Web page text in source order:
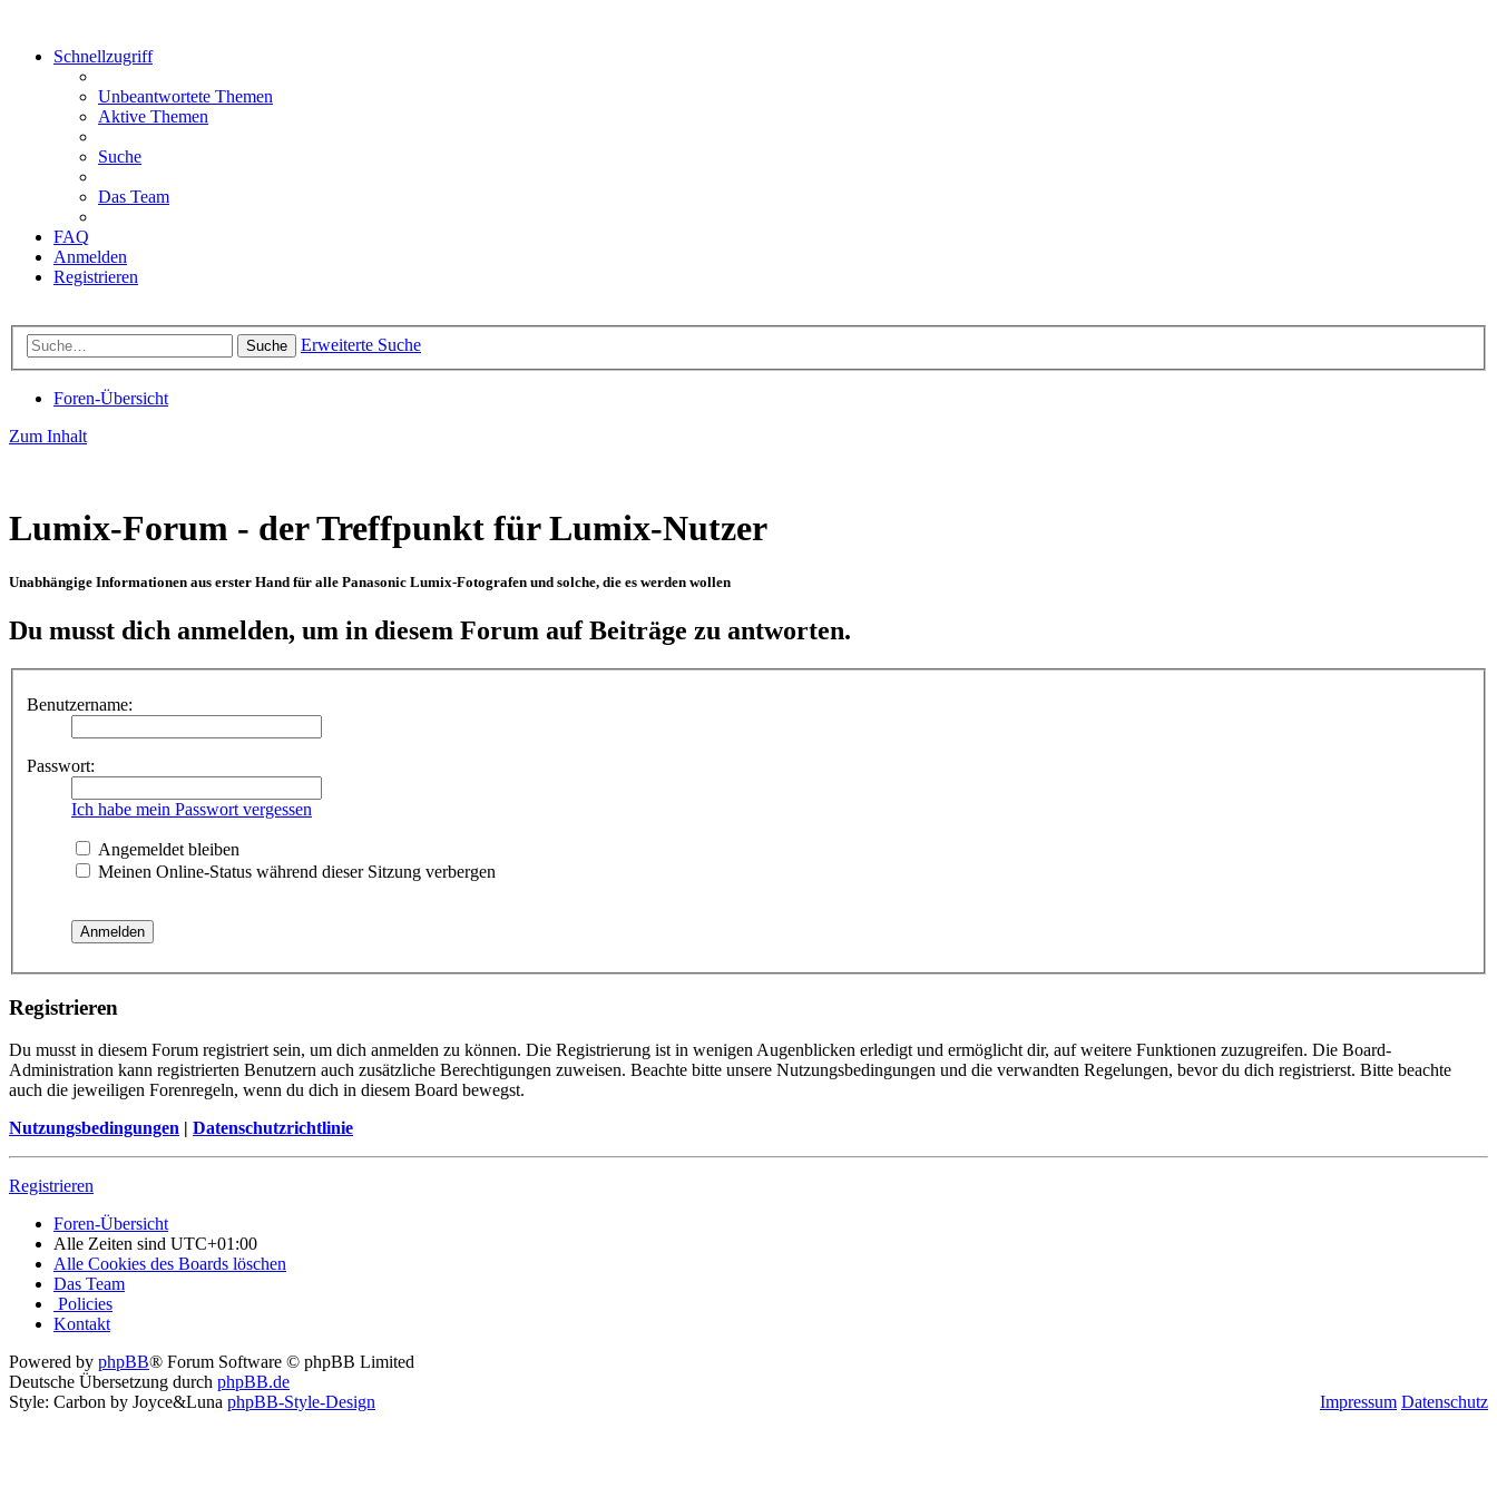
Schnellzugriff
Unbeantwortete Themen
Aktive Themen
Suche
Das Team
FAQ
Anmelden
Registrieren
Suche Erweiterte Suche
Foren-Übersicht
Zum Inhalt
Lumix-Forum - der Treffpunkt für Lumix-Nutzer
Unabhängige Informationen aus erster Hand für alle Panasonic Lumix-Fotografen und solche, die es werden wollen
Du musst dich anmelden, um in diesem Forum auf Beiträge zu antworten.
Benutzername:
Passwort:
Ich habe mein Passwort vergessen
Angemeldet bleiben
Meinen Online-Status während dieser Sitzung verbergen
Registrieren
Du musst in diesem Forum registriert sein, um dich anmelden zu können. Die Registrierung ist in wenigen Augenblicken erledigt und ermöglicht dir, auf weitere Funktionen zuzugreifen. Die Board-
Administration kann registrierten Benutzern auch zusätzliche Berechtigungen zuweisen. Beachte bitte unsere Nutzungsbedingungen und die verwandten Regelungen, bevor du dich registrierst. Bitte beachte
auch die jeweiligen Forenregeln, wenn du dich in diesem Board bewegst.
Nutzungsbedingungen | Datenschutzrichtlinie
Registrieren
Foren-Übersicht
Alle Zeiten sind UTC+01:00
Alle Cookies des Boards löschen
Das Team
Policies
Kontakt
Powered by phpBB® Forum Software © phpBB Limited
Deutsche Übersetzung durch phpBB.de
Style: Carbon by Joyce&Luna phpBB-Style-Design Impressum Datenschutz